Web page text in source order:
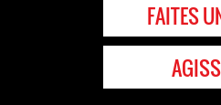
FAITES